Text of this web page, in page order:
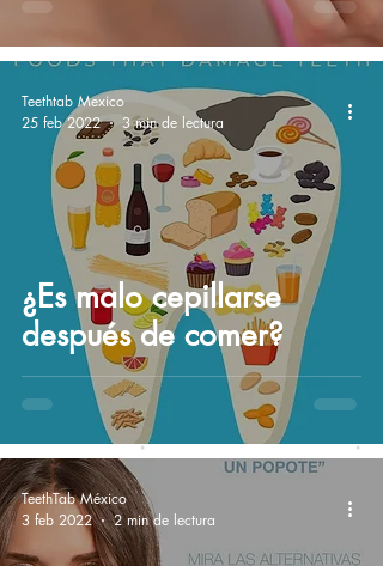
¿Es malo cepillarse
después de comer?
Teethtab Mexico
25 feb 2022
3 min de lectura
TeethTab México
3 feb 2022
2 min de lectura